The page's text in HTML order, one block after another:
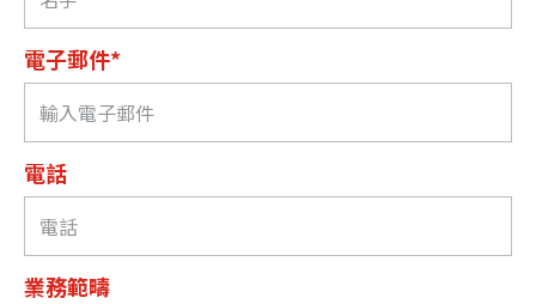
電子郵件*
電話
業務範疇